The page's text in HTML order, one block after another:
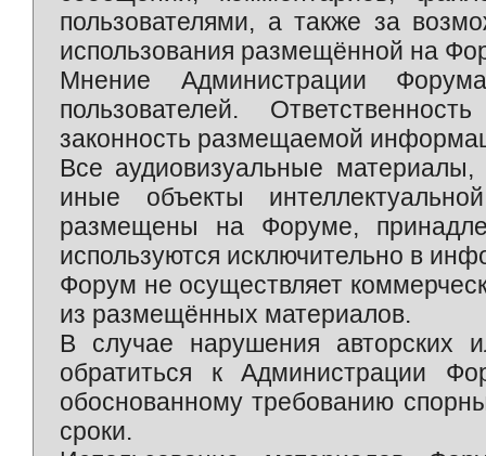
пользователями, а также за
использования размещённой на
Мнение Администрации
пользователей.
законность размещаемой
Все аудиовизуальные
иные объекты
размещены на Форуме,
используются исключительно в
Форум не осуществляет
из размещённых материалов.
В случае нарушения авторских
обратиться к Администрации
обоснованному требованию
сроки.